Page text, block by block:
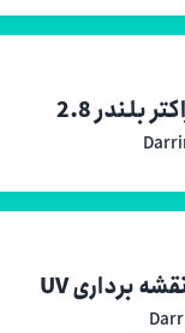
بلندر 2.8